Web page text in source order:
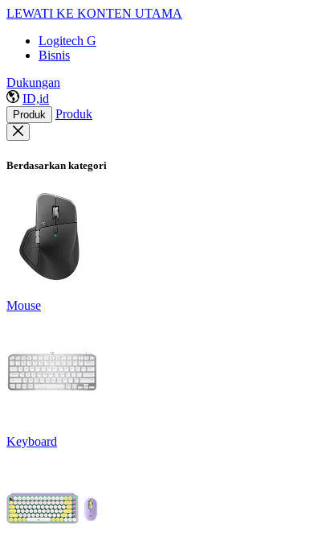
LEWATI KE KONTEN UTAMA
Logitech G
Bisnis
Dukungan
ID,id
Produk Produk
Berdasarkan kategori
Mouse
Keyboard